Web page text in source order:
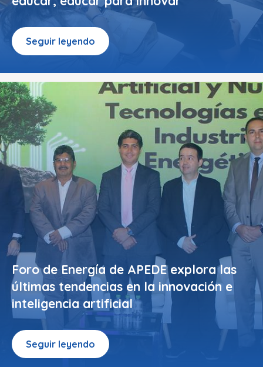
Seguir leyendo
Foro de Energía de APEDE explora las
últimas tendencias en la innovación e
inteligencia artificial
Seguir leyendo